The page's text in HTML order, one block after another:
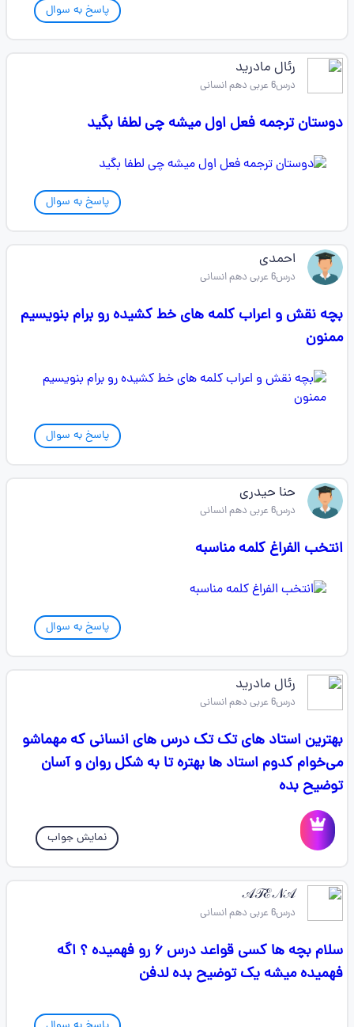
پاسخ به سوال
رئال مادرید
درس6 عربی دهم انسانی
دوستان ترجمه فعل اول میشه چی لطفا بگید
پاسخ به سوال
احمدی
درس6 عربی دهم انسانی
بچه نقش و اعراب کلمه های خط کشیده رو برام بنویسیم
ممنون
پاسخ به سوال
حنا حیدری
درس6 عربی دهم انسانی
انتخب الفراغ کلمه مناسبه
پاسخ به سوال
رئال مادرید
درس6 عربی دهم انسانی
بهترین استاد های تک تک درس های انسانی که مهماشو
می‌خوام کدوم استاد ها بهتره تا به شکل روان و آسان
توضیح بده
نمایش جواب
𝒜𝒯ℰ𝒩𝒜
درس6 عربی دهم انسانی
سلام بچه ها کسی قواعد درس ۶ رو فهمیده ؟ اگه
فهمیده میشه یک توضیح بده لدفن